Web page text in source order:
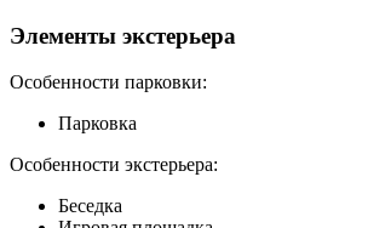
Элементы экстерьера
Особенности парковки:
Парковка
Особенности экстерьера:
Беседка